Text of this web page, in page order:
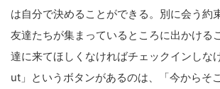
は自分で決める ことができる。別に会う約
友達たちが集まっているところに出かける
達に来てほしくなければチェ ックインしな
ut」というボタンがあるのは、「今からそ
サ
イ
ト